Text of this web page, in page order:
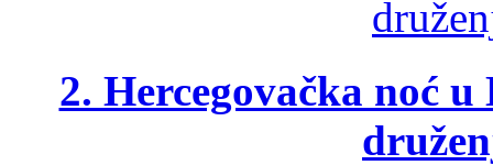
2. Hercegovačka noć